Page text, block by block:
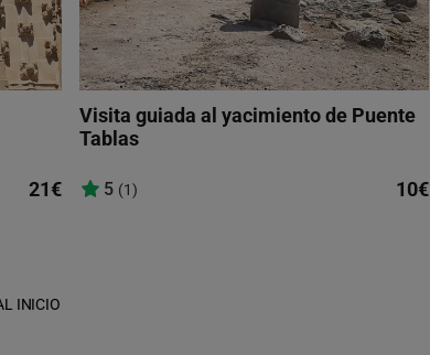
21€
Visita guiada al yacimiento de Puente
Tablas
5 (1) 10€
INICIO